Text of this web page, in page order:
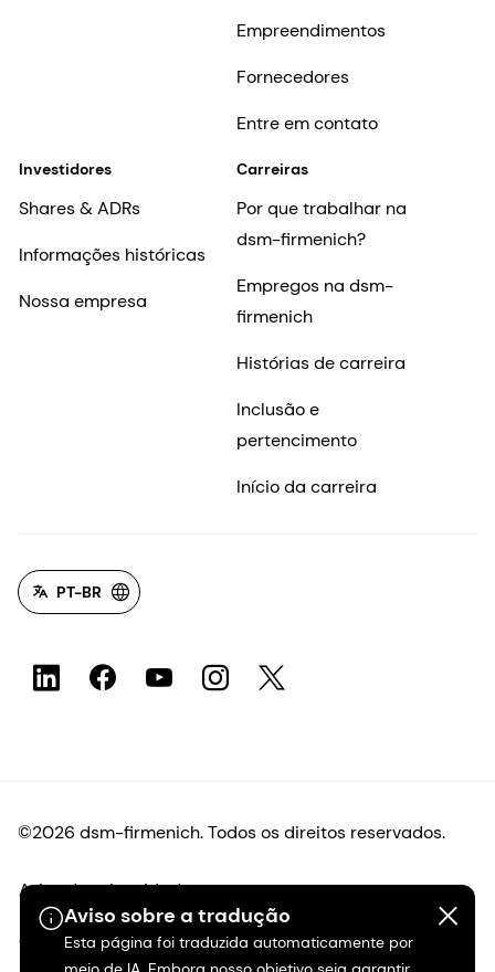
Aviso sobre a tradução
Esta página foi traduzida automaticamente por
Empreendimentos
Fornecedores
Entre em contato
Investidores
Shares & ADRs
Informações históricas
Nossa empresa
Carreiras
Por que trabalhar na
dsm-firmenich?
Empregos na dsm-
firmenich
Histórias de carreira
Inclusão e
pertencimento
Início da carreira
PT-BR
©2026 dsm-firmenich. Todos os direitos reservados.
Aviso de privacidade
Termos de uso